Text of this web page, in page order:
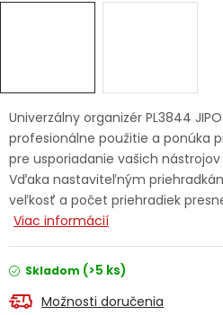
Servis náradia
Doprava a platba Váš
Kontakty
Reklamačný formulár
Univerzálny organizér PL3844
profesionálne použitie a ponúka
pre usporiadanie vašich
Vďaka nastaviteľným
veľkosť a počet priehradiek
Viac informácií
Skladom (>5 ks)
Možnosti doručenia